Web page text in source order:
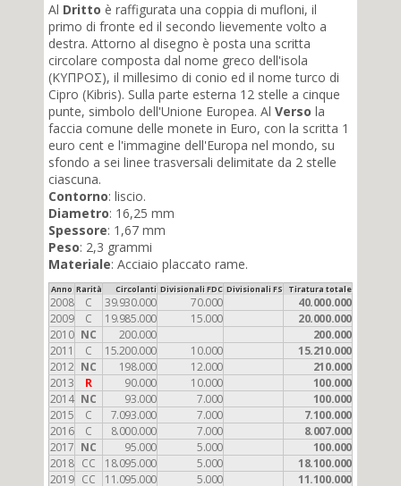
Al Dritto è raffigurata una coppia di mufloni, il
primo di fronte ed il secondo lievemente volto a
destra. Attorno al disegno è posta una scritta
circolare composta dal nome greco dell'isola
(ΚΥΠΡΟΣ), il millesimo di conio ed il nome turco di
Cipro (Kibris). Sulla parte esterna 12 stelle a cinque
punte, simbolo dell'Unione Europea. Al Verso la
faccia comune delle monete in Euro, con la scritta 1
euro cent e l'immagine dell'Europa nel mondo, su
sfondo a sei linee trasversali delimitate da 2 stelle
ciascuna.
Contorno: liscio.
Diametro: 16,25 mm
Spessore: 1,67 mm
Peso: 2,3 grammi
Materiale: Acciaio placcato rame.
Anno Rarità Circolanti Divisionali FDC Divisionali FS Tiratura totale
2008 C 39.930.000 70.000
40.000.000
2009
C 19.985.000 15.000
20.000.000
2010 NC 200.000
200.000
2011
C 15.200.000 10.000
15.210.000
2012 NC 198.000 12.000
210.000
2013
R 90.000 10.000
100.000
2014 NC 93.000 7.000
100.000
2015
C 7.093.000 7.000
7.100.000
2016
C 8.000.000 7.000
8.007.000
2017 NC 95.000 5.000
100.000
2018 CC 18.095.000 5.000
18.100.000
2019 CC 11.095.000 5.000 11.100.000